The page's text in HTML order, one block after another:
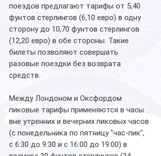
поездов предлагают тарифы от 5,40
фунтов стерлингов (6,10 евро) в одну
сторону до 10,70 фунтов стерлингов
(12,20 евро) в обе стороны. Такие
билеты позволяют совершать
разовые поездки без возврата
средств.
Между Лондоном и Оксфордом
пиковые тарифы применяются в часы
вне утренних и вечерних пиковых часов
(с понедельника по пятницу "час-пик",
с 6:30 до 9:30 и с 16:00 до 19:00) в